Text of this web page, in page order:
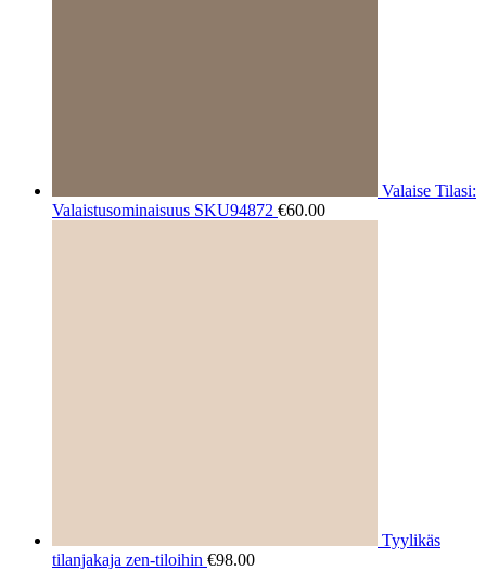
Valaise Tilasi:
Valaistusominaisuus SKU94872 €60.00
Tyylikäs
tilanjakaja zen-tiloihin €98.00